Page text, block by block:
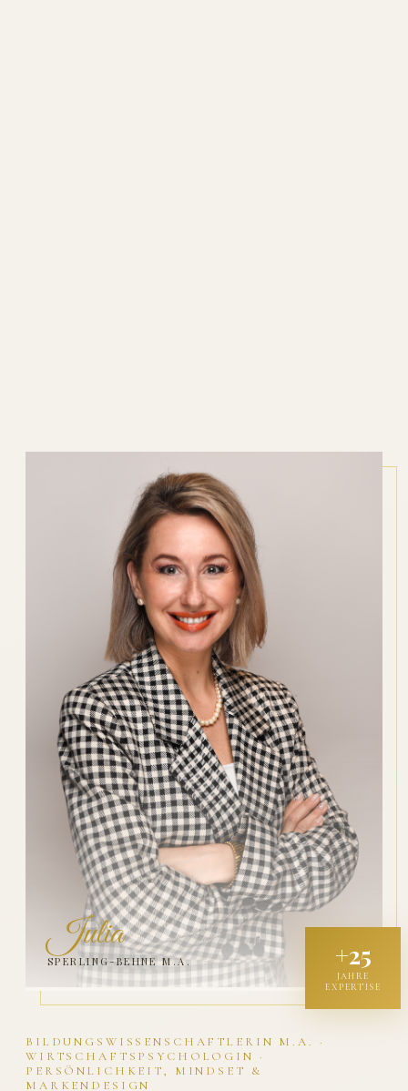
BILDUNGSWISSENSCHAFTLERIN M.A. ·
WIRTSCHAFTSPSYCHOLOGIN ·
PERSÖNLICHKEIT, MINDSET &
MARKENDESIGN
Julia
SPERLING-BEHNE M.A. +25
JAHRE
EXPERTISE